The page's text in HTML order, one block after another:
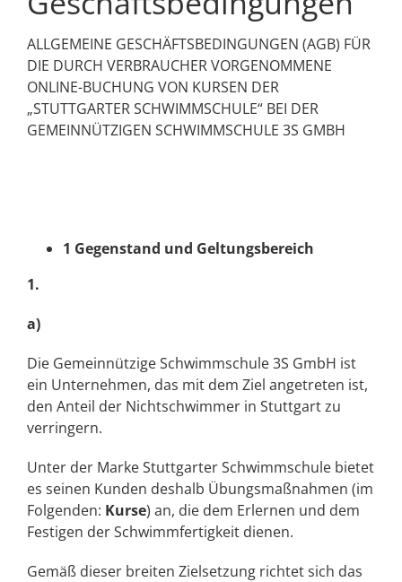
ALLGEMEINE GESCHÄFTSBEDINGUNGEN (AGB) FÜR
DIE DURCH VERBRAUCHER VORGENOMMENE
ONLINE-BUCHUNG VON KURSEN DER
„STUTTGARTER SCHWIMMSCHULE“ BEI DER
GEMEINNÜTZIGEN SCHWIMMSCHULE 3S GMBH
1 Gegenstand und Geltungsbereich
1.
a)
Die Gemeinnützige Schwimmschule 3S GmbH ist
ein Unternehmen, das mit dem Ziel angetreten ist,
den Anteil der Nichtschwimmer in Stuttgart zu
verringern.
Unter der Marke Stuttgarter Schwimmschule bietet
es seinen Kunden deshalb Übungsmaßnahmen (im
Folgenden: Kurse) an, die dem Erlernen und dem
Festigen der Schwimmfertigkeit dienen.
Gemäß dieser breiten Zielsetzung richtet sich das